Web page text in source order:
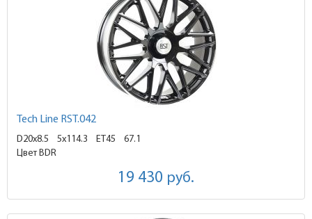
Tech Line RST.042
D20x8.5 5x114.3 ET45
67.1
Цвет BDR
19 430 руб.